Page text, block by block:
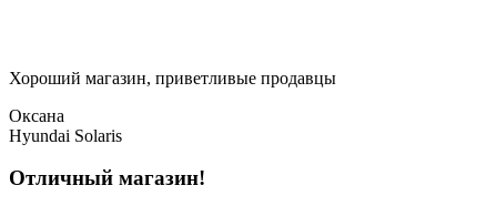
Хороший магазин, приветливые продавцы
Оксана
Hyundai Solaris
Отличный магазин!